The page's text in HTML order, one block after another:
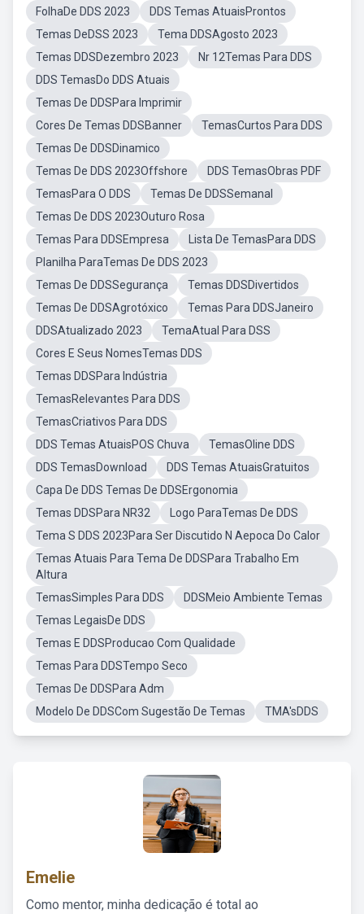
FolhaDe DDS 2023
DDS Temas AtuaisProntos
Temas DeDSS 2023
Tema DDSAgosto 2023
Temas DDSDezembro 2023
Nr 12Temas Para DDS
DDS TemasDo DDS Atuais
Temas De DDSPara Imprimir
Cores De Temas DDSBanner
TemasCurtos Para DDS
Temas De DDSDinamico
Temas De DDS 2023Offshore
DDS TemasObras PDF
TemasPara O DDS
Temas De DDSSemanal
Temas De DDS 2023Outuro Rosa
Temas Para DDSEmpresa
Lista De TemasPara DDS
Planilha ParaTemas De DDS 2023
Temas De DDSSegurança
Temas DDSDivertidos
Temas De DDSAgrotóxico
Temas Para DDSJaneiro
DDSAtualizado 2023
TemaAtual Para DSS
Cores E Seus NomesTemas DDS
Temas DDSPara Indústria
TemasRelevantes Para DDS
TemasCriativos Para DDS
DDS Temas AtuaisPOS Chuva
TemasOline DDS
DDS TemasDownload
DDS Temas AtuaisGratuitos
Capa De DDS Temas De DDSErgonomia
Temas DDSPara NR32
Logo ParaTemas De DDS
Tema S DDS 2023Para Ser Discutido N Aepoca Do Calor
Temas Atuais Para Tema De DDSPara Trabalho Em
Altura
TemasSimples Para DDS
DDSMeio Ambiente Temas
Temas LegaisDe DDS
Temas E DDSProducao Com Qualidade
Temas Para DDSTempo Seco
Temas De DDSPara Adm
Modelo De DDSCom Sugestão De Temas
TMA'sDDS
Emelie
Como mentor, minha dedicação é total ao